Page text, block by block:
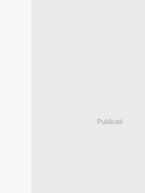
Publicité